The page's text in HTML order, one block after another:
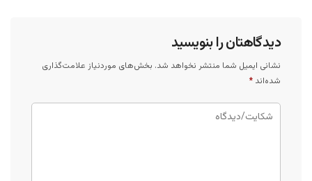
دیدگاهتان را بنویسید
نشانی ایمیل شما منتشر نخواهد شد. بخش‌های موردنیاز علامت‌گذاری
شده‌اند *